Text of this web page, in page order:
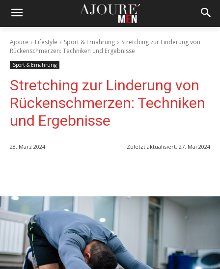
Ajoure Lifestyle Sport & Ernährung
Stretching zur Linderung von
Rückenschmerzen: Techniken und Ergebnisse
Sport & Ernährung
Stretching zur Linderung von
Rückenschmerzen: Techniken
und Ergebnisse
28. März 2024 Zuletzt aktualisiert: 27. Mai 2024